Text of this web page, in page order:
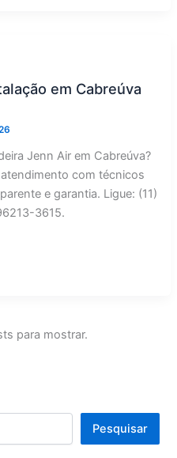
em Cabreúva
Jenn Air em Cabreúva?
com técnicos
e garantia. Ligue: (11)
3615.
para mostrar.
Pesquisar